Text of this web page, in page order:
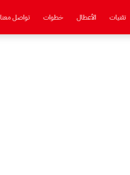
تقنيات الأعطال خطوات تواصل معنا